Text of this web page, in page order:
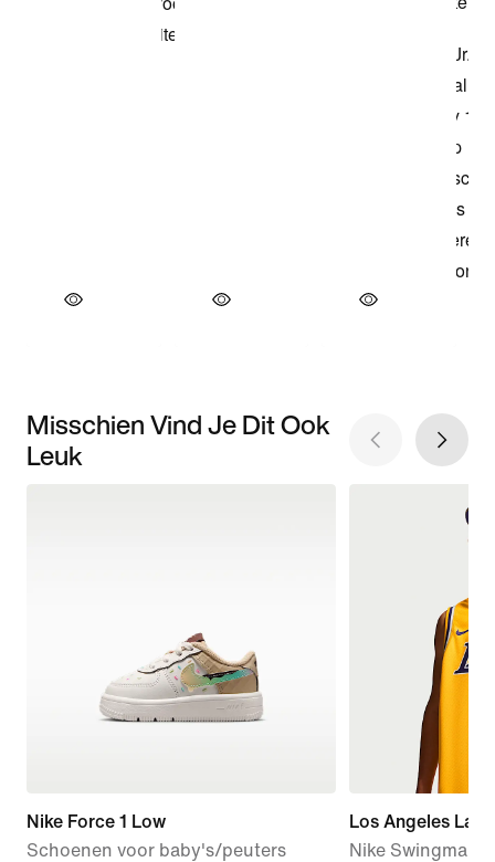
Misschien Vind Je Dit Ook
Leuk
Nike Force 1 Low
Schoenen voor baby's/peuters
Los Angeles
Nike Swingman